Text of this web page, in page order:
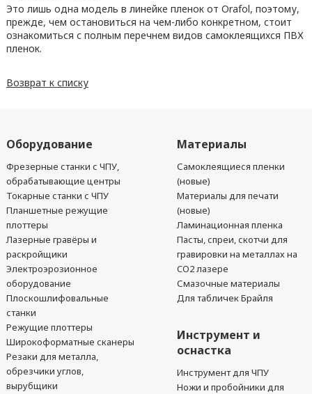
Это лишь одна модель в линейке пленок от Orafol, поэтому,
прежде, чем остановиться на чем-либо конкретном, стоит
ознакомиться с полным перечнем видов самоклеящихся ПВХ
пленок.
Возврат к списку
Оборудование
Фрезерные станки с ЧПУ,
обрабатывающие центры
Токарные станки с ЧПУ
Планшетные режущие
плоттеры
Лазерные гравёры и
раскройщики
Электроэрозионное
оборудование
Плоскошлифовальные
станки
Режущие плоттеры
Широкоформатные сканеры
Резаки для металла,
обрезчики углов,
вырубщики
Материалы
Самоклеящиеся пленки
(новые)
Материалы для печати
(новые)
Ламинационная пленка
Пасты, спреи, скотчи для
гравировки на металлах на
CO2 лазере
Смазочные материалы
Для табличек Брайля
Инструмент и
оснастка
Инструмент для ЧПУ
Ножи и пробойники для